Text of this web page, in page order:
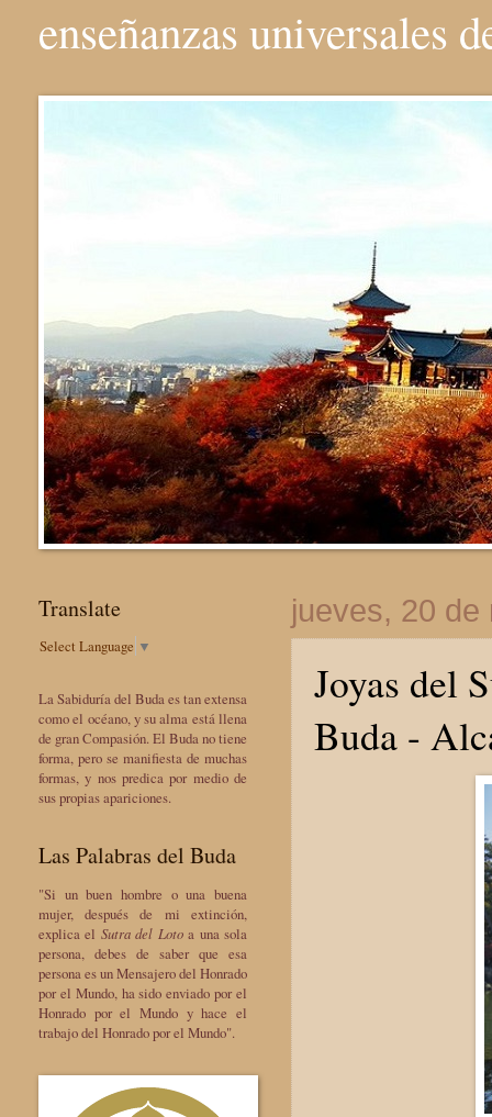
enseñanzas universales
jueves, 20 de
Joyas del
Buda -
Translate
Select Language ▼
La Sabiduría del Buda es tan extensa
como el océano, y su alma está llena
de gran Compasión. El Buda no tiene
forma, pero se manifiesta de muchas
formas, y nos predica por medio de
sus propias apariciones.
Las Palabras del Buda
"Si un buen hombre o una buena
mujer, después de mi extinción,
explica el Sutra del Lotoa una sola
persona, debes de saber que esa
persona es un Mensajero del Honrado
por el Mundo, ha sido enviado por el
Honrado por el Mundo y hace el
trabajo del Honrado por el Mundo".